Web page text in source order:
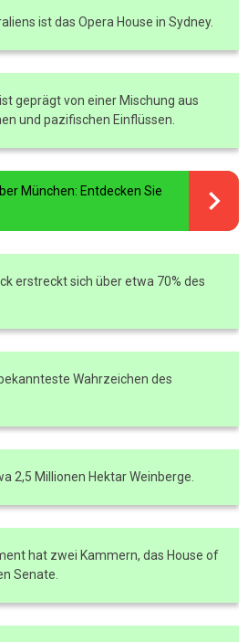
ist das Opera House in Sydney.
geprägt von einer Mischung aus
und pazifischen Einflüssen.
München: Entdecken Sie
erstreckt sich über etwa 70% des
Wahrzeichen des
2,5 Millionen Hektar Weinberge.
hat zwei Kammern, das House of
Senate.